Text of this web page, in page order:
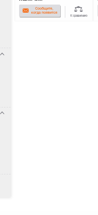
Сообщите,
когда появится
К сравнению